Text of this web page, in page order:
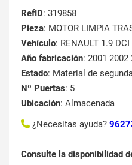
RefID: 319858
Pieza: MOTOR LIMPIA
Vehículo: RENAULT 1.9
Año fabricación: 2001 2002
Estado: Material de
Nº Puertas: 5
Ubicación: Almacenada
¿Necesitas ayuda?
Consulte la disponibilidad